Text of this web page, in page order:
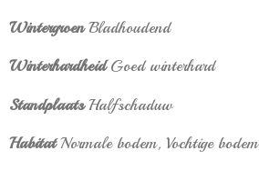
WintergroenBladhoudend
WinterhardheidGoed winterhard
StandplaatsHalfschaduw
HabitatNormale bodem, Vochtige bodem